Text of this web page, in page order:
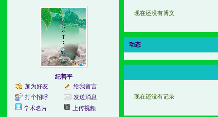
纪善平
加为好友
给我留言
打个招呼
发送消息
学术名片
上传视频
现在还没有博文
动态
现在还没有记录